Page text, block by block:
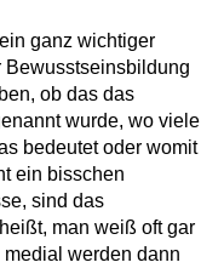
ganz wichtiger
Bewusstseinsbildung
ob das das
wurde, wo viele
bedeutet oder womit
ein bisschen
sind das
man weiß oft gar
werden dann